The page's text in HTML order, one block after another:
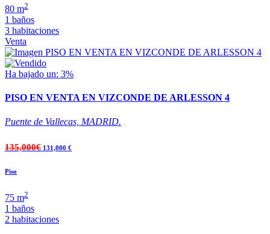
80 m2
1 baños
3 habitaciones
Venta
Ha bajado un: 3%
PISO EN VENTA EN VIZCONDE DE ARLESSON 4
Puente de Vallecas, MADRID.
135,000€ 131,000 €
Piso
75 m2
1 baños
2 habitaciones